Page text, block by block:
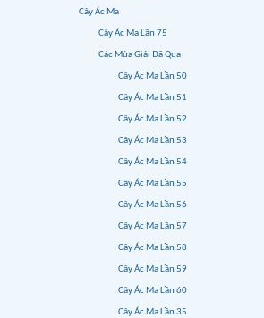
Cây Ác Ma
Cây Ác Ma Lần 75
Các Mùa Giải Đã Qua
Cây Ác Ma Lần 50
Cây Ác Ma Lần 51
Cây Ác Ma Lần 52
Cây Ác Ma Lần 53
Cây Ác Ma Lần 54
Cây Ác Ma Lần 55
Cây Ác Ma Lần 56
Cây Ác Ma Lần 57
Cây Ác Ma Lần 58
Cây Ác Ma Lần 59
Cây Ác Ma Lần 60
Cây Ác Ma Lần 35